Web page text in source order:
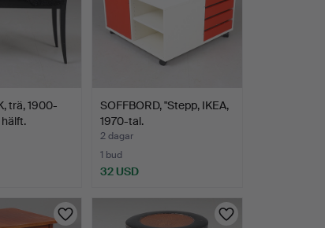
trä, 1900-
SOFFBORD, "Stepp, IKEA,
1970-tal.
2 dagar
1 bud
32 USD